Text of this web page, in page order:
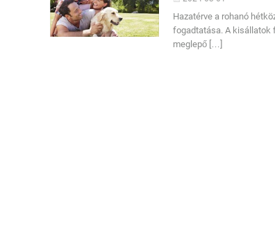
Hazatérve a rohanó
fogadtatása. A kisállatok
meglepő […]